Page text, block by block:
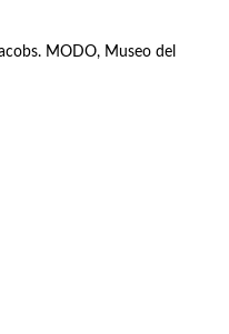
MODO, Museo del